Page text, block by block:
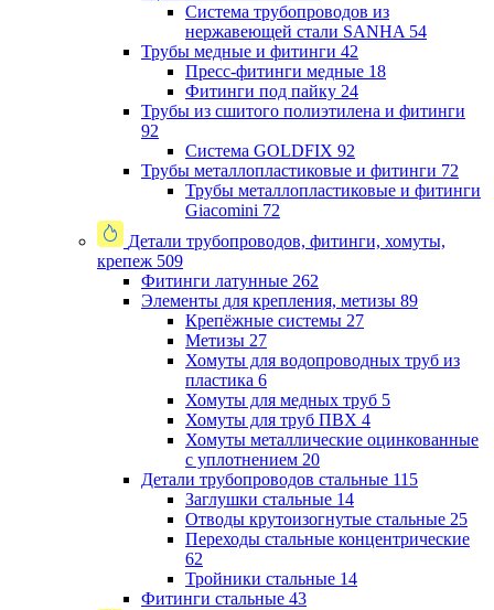
Система трубопроводов из
нержавеющей стали SANHA 54
Трубы медные и фитинги 42
Пресс-фитинги медные 18
Фитинги под пайку 24
Трубы из сшитого полиэтилена и фитинги
92
Система GOLDFIX 92
Трубы металлопластиковые и фитинги 72
Трубы металлопластиковые и фитинги
Giacomini 72
Детали трубопроводов, фитинги, хомуты,
крепеж 509
Фитинги латунные 262
Элементы для крепления, метизы 89
Крепёжные системы 27
Метизы 27
Хомуты для водопроводных труб из
пластика 6
Хомуты для медных труб 5
Хомуты для труб ПВХ 4
Хомуты металлические оцинкованные
с уплотнением 20
Детали трубопроводов стальные 115
Заглушки стальные 14
Отводы крутоизогнутые стальные 25
Переходы стальные концентрические
62
Тройники стальные 14
Фитинги стальные 43